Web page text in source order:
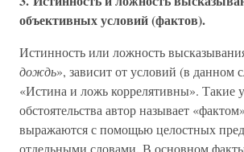
объективных условий (фактов).
Истинность или ложность
дождь», зависит от условий (в данном
«Истина и ложь коррелятивны». Такие
обстоятельства автор называет
выражаются с помощью целостных
отдельными словами. В основном